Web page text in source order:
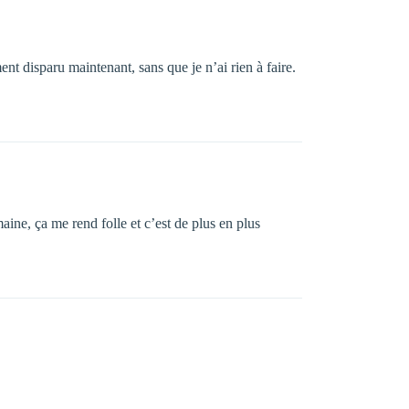
disparu maintenant, sans que je n’ai rien à faire.
ça me rend folle et c’est de plus en plus